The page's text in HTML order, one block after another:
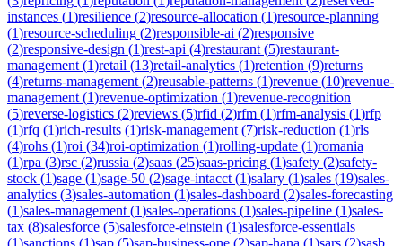
instances (1)resilience (2)resource-allocation (1)resource-planning
(1)resource-scheduling (2)responsible-ai (2)responsive
(2)responsive-design (1)rest-api (4)restaurant (5)restaurant-
management (1)retail (13)retail-analytics (1)retention (9)returns
(4)returns-management (2)reusable-patterns (1)revenue (10)revenue-
management (1)revenue-optimization (1)revenue-recognition
(5)reverse-logistics (2)reviews (5)rfid (2)rfm (1)rfm-analysis (1)rfp
(1)rfq (1)rich-results (1)risk-management (7)risk-reduction (1)rls
(4)rohs (1)roi (34)roi-optimization (1)rolling-update (1)romania
(1)rpa (3)rsc (2)russia (2)saas (25)saas-pricing (1)safety (2)safety-
stock (1)sage (1)sage-50 (2)sage-intacct (1)salary (1)sales (19)sales-
analytics (3)sales-automation (1)sales-dashboard (2)sales-forecasting
(1)sales-management (1)sales-operations (1)sales-pipeline (1)sales-
tax (8)salesforce (5)salesforce-einstein (1)salesforce-essentials
(1)sanctions (1)sap (5)sap-business-one (2)sap-hana (1)sars (2)sasb